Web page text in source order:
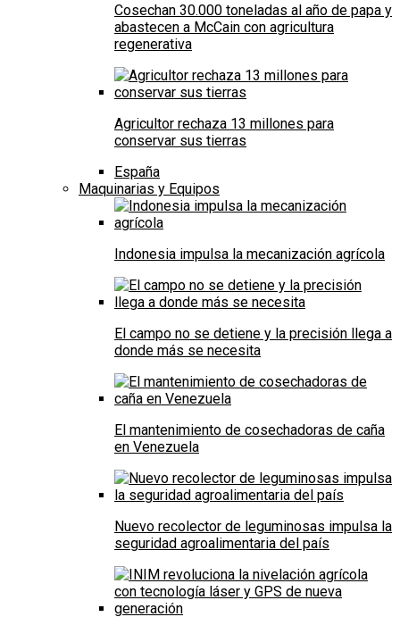
Cosechan 30.000 toneladas al año de papa y
abastecen a McCain con agricultura
regenerativa
Agricultor rechaza 13 millones para
conservar sus tierras
España
Maquinarias y Equipos
Indonesia impulsa la mecanización agrícola
El campo no se detiene y la precisión llega a
donde más se necesita
El mantenimiento de cosechadoras de caña
en Venezuela
Nuevo recolector de leguminosas impulsa la
seguridad agroalimentaria del país